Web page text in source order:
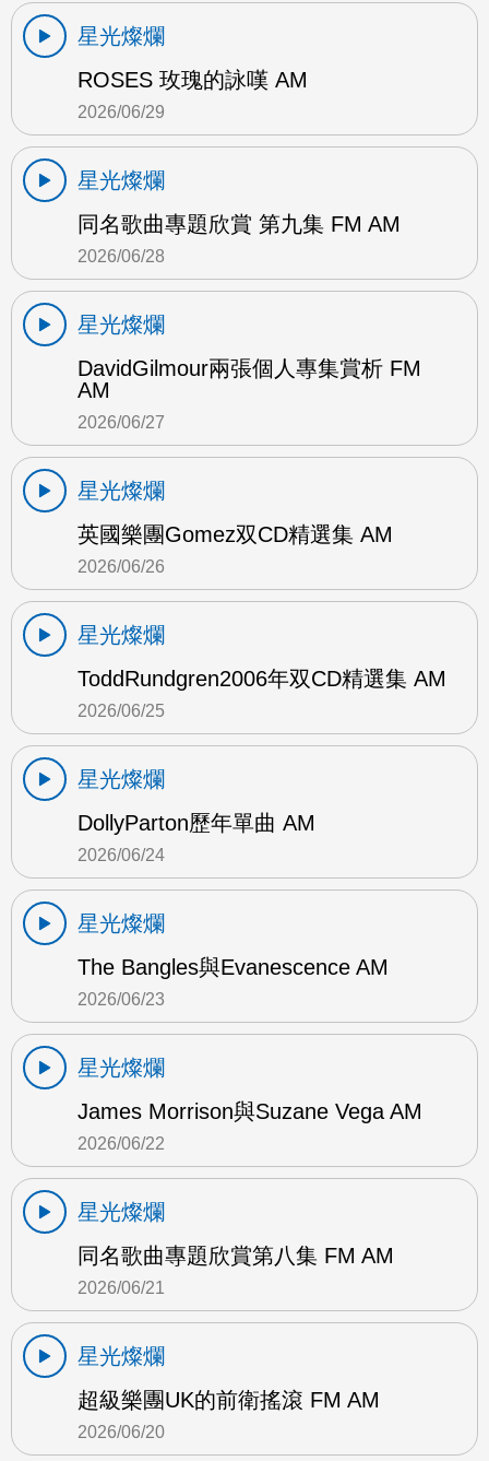
星光燦爛
ROSES 玫瑰的詠嘆 AM
2026/06/29
星光燦爛
同名歌曲專題欣賞 第九集 FM AM
2026/06/28
星光燦爛
DavidGilmour兩張個人專集賞析 FM
AM
2026/06/27
星光燦爛
英國樂團Gomez双CD精選集 AM
2026/06/26
星光燦爛
ToddRundgren2006年双CD精選集 AM
2026/06/25
星光燦爛
DollyParton歷年單曲 AM
2026/06/24
星光燦爛
The Bangles與Evanescence AM
2026/06/23
星光燦爛
James Morrison與Suzane Vega AM
2026/06/22
星光燦爛
同名歌曲專題欣賞第八集 FM AM
2026/06/21
星光燦爛
超級樂團UK的前衛搖滾 FM AM
2026/06/20